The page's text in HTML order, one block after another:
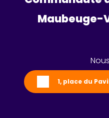
Maubeuge-
1, place du